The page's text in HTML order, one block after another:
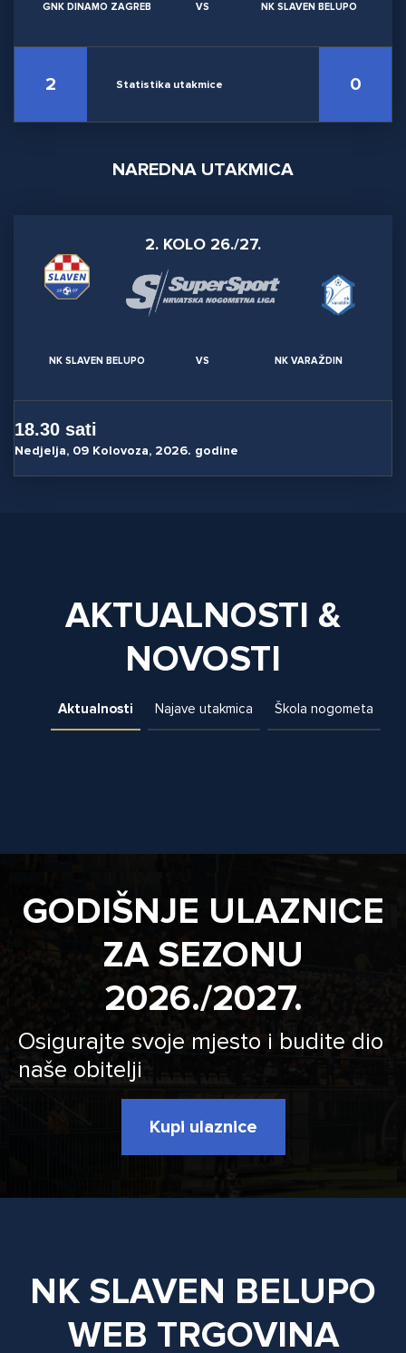
GNK DINAMO ZAGREB VS NK SLAVEN BELUPO
2 Statistika utakmice 0
NAREDNA UTAKMICA
2. KOLO 26./27.
NK SLAVEN BELUPO VS NK VARAŽDIN
18.30 sati
Nedjelja, 09 Kolovoza, 2026. godine
AKTUALNOSTI &
NOVOSTI
Aktualnosti Najave utakmica Škola nogometa
GODIŠNJE ULAZNICE
ZA SEZONU
2026./2027.
Osigurajte svoje mjesto i budite dio
naše obitelji
Kupi ulaznice
NK SLAVEN BELUPO
WEB TRGOVINA